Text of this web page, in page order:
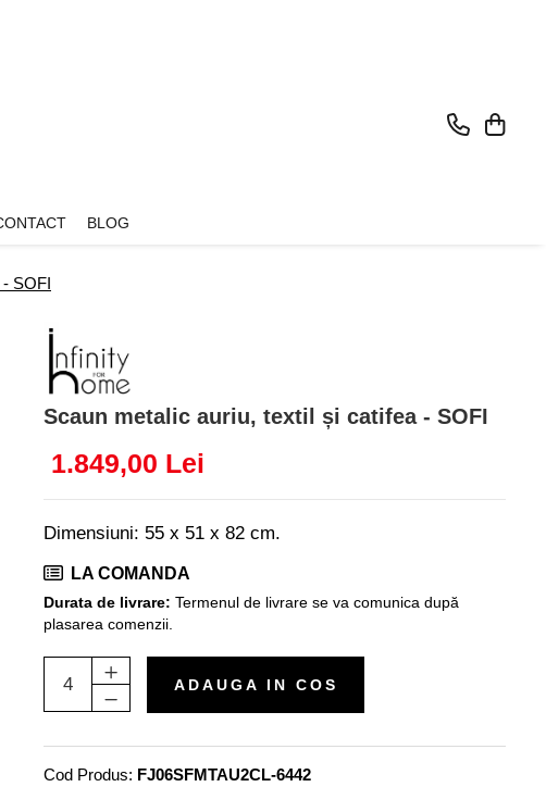
BLOG
SOFI
Scaun metalic auriu, textil și catifea - SOFI
1.849,00 Lei
Dimensiuni: 55 x 51 x 82 cm.
LA COMANDA
Durata de livrare: Termenul de livrare se va comunica după
plasarea comenzii.
ADAUGA IN COS
Cod Produs: FJ06SFMTAU2CL-6442